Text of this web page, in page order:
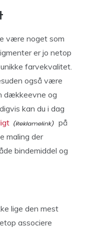
være noget som
er jo netop
farvekvalitet.
også være
dækkeevne og
kan du i dag
på
maling der
bindemiddel og
lige den mest
associere